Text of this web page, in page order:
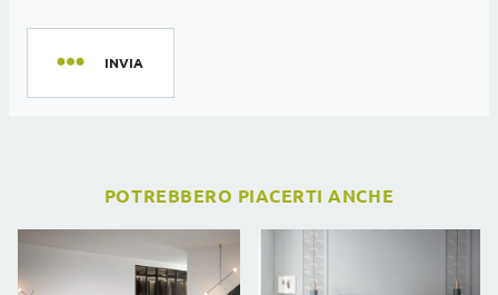
INVIA
POTREBBERO PIACERTI ANCHE